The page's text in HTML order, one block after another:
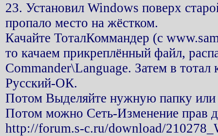
23. Установил Windows поверх
пропало место на жёстком.
Качайте ТоталКоммандер (с
то качаем прикреплённый файл,
Commander\Language. Затем в
Русский-ОК.
Потом Выделяйте нужную папку или
Потом можно Сеть-Изменение прав
http://forum.s-c.ru/download/